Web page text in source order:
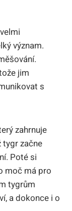
význam.
jim
s
zahrnuje
tygr začne
Poté si
moč má pro
tygrům
a dokonce i o